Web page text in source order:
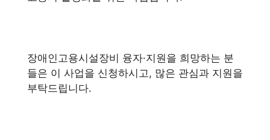
장애인고용시설장비 융자·지원을 희망하는 분
들은 이 사업을 신청하시고, 많은 관심과 지원을
부탁드립니다.